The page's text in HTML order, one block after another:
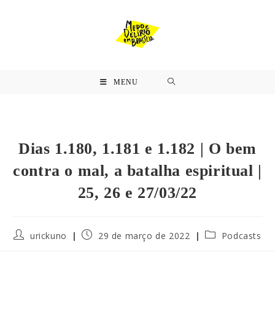
MENU
Dias 1.180, 1.181 e 1.182 | O bem
contra o mal, a batalha espiritual |
25, 26 e 27/03/22
urickuno 29 de março de 2022 Podcasts